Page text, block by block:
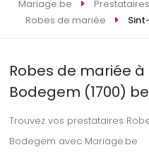
Mariage.be Prestataires
Robes de mariée
Robes de mariée
Bodegem (1700)
Trouvez vos prestataires
Bodegem avec Mariage.be